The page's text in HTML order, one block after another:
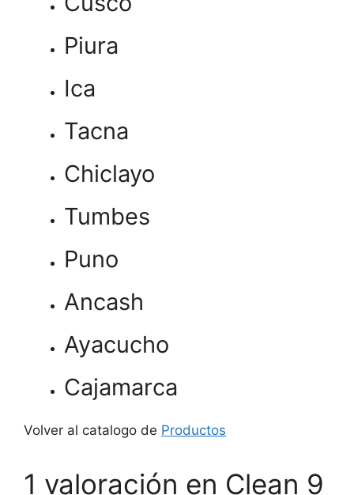
Piura
Ica
Tacna
Chiclayo
Tumbes
Puno
Ancash
Ayacucho
Cajamarca
Volver al catalogo de Productos
1 valoración en Clean 9